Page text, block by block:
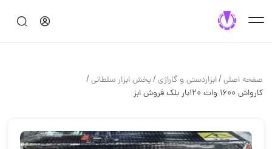
صفحه اصلی/ابزاردستی و گاراژی/پخش ابزار سلطانی/
کارواش ۱۶۰۰ وات ۱۲۰بار بلک فروش ابز